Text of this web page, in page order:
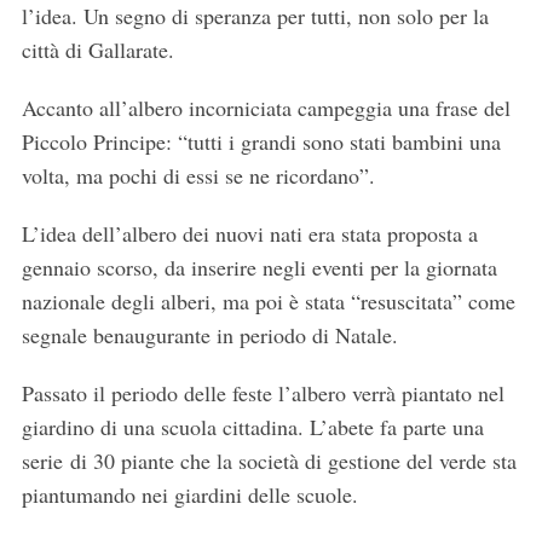
l’idea. Un segno di speranza per tutti, non solo per la
città di Gallarate.
Accanto all’albero incorniciata campeggia una frase del
Piccolo Principe: “tutti i grandi sono stati bambini una
volta, ma pochi di essi se ne ricordano”.
L’idea dell’albero dei nuovi nati era stata proposta a
gennaio scorso, da inserire negli eventi per la giornata
nazionale degli alberi, ma poi è stata “resuscitata” come
segnale benaugurante in periodo di Natale.
Passato il periodo delle feste l’albero verrà piantato nel
giardino di una scuola cittadina. L’abete fa parte una
serie di 30 piante che la società di gestione del verde sta
piantumando nei giardini delle scuole.